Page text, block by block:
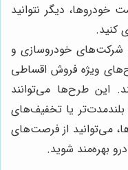
خودروها، دیگر نتوانید
کنید.
شرکت‌های خودروسازی و
ویژه فروش اقساطی
این طرح‌ها می‌توانند
یا تخفیف‌های
می‌توانید از فرصت‌های
بهره‌مند شوید.